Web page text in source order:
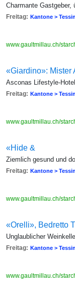
Charmante Gastgeber,
Freitag: Kantone > Tessin
www.gaultmillau.ch/
«Giardino»: Mister
Asconas Lifestyle-
Freitag: Kantone > Tessin
www.gaultmillau.ch/
«Hide &
Ziemlich gesund und
Freitag: Kantone > Tessin
www.gaultmillau.ch/
«Orelli», Bedretto
Unglaublicher
Freitag: Kantone > Tessin
www.gaultmillau.ch/